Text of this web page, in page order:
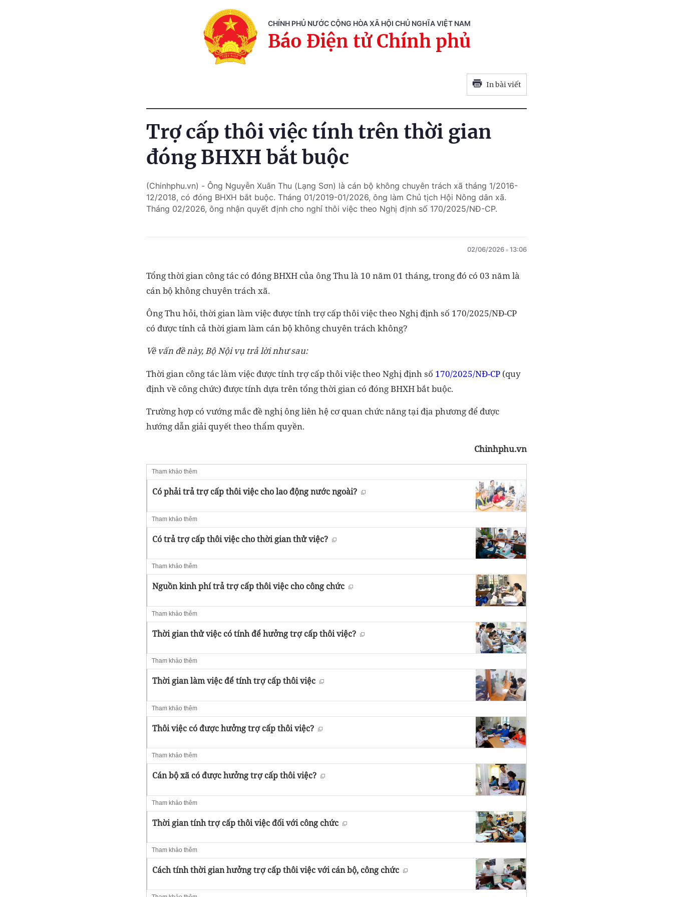
CHÍNH PHỦ NƯỚC CỘNG HÒA XÃ HỘI CHỦ NGHĨA VIỆT NAM
Báo Điện tử Chính phủ
In bài viết
Trợ cấp thôi việc tính trên thời gian
đóng BHXH bắt buộc
(Chinhphu.vn) - Ông Nguyễn Xuân Thu (Lạng Sơn) là cán bộ không chuyên trách xã tháng 1/2016-
12/2018, có đóng BHXH bắt buộc. Tháng 01/2019-01/2026, ông làm Chủ tịch Hội Nông dân xã.
Tháng 02/2026, ông nhận quyết định cho nghỉ thôi việc theo Nghị định số 170/2025/NĐ-CP.
02/06/2026 13:06
Tổng thời gian công tác có đóng BHXH của ông Thu là 10 năm 01 tháng, trong đó có 03 năm là
cán bộ không chuyên trách xã.
Ông Thu hỏi, thời gian làm việc được tính trợ cấp thôi việc theo Nghị định số 170/2025/NĐ-CP
có được tính cả thời giam làm cán bộ không chuyên trách không?
Về vấn đề này, Bộ Nội vụ trả lời như sau:
Thời gian công tác làm việc được tính trợ cấp thôi việc theo Nghị định số 170/2025/NĐ-CP (quy
định về công chức) được tính dựa trên tổng thời gian có đóng BHXH bắt buộc.
Trường hợp có vướng mắc đề nghị ông liên hệ cơ quan chức năng tại địa phương để được
hướng dẫn giải quyết theo thẩm quyền.
Chinhphu.vn
Tham khảo thêm
Có phải trả trợ cấp thôi việc cho lao động nước ngoài?
Tham khảo thêm
Có trả trợ cấp thôi việc cho thời gian thử việc?
Tham khảo thêm
Nguồn kinh phí trả trợ cấp thôi việc cho công chức
Tham khảo thêm
Thời gian thử việc có tính để hưởng trợ cấp thôi việc?
Tham khảo thêm
Thời gian làm việc để tính trợ cấp thôi việc
Tham khảo thêm
Thôi việc có được hưởng trợ cấp thôi việc?
Tham khảo thêm
Cán bộ xã có được hưởng trợ cấp thôi việc?
Tham khảo thêm
Thời gian tính trợ cấp thôi việc đối với công chức
Tham khảo thêm
Cách tính thời gian hưởng trợ cấp thôi việc với cán bộ, công chức